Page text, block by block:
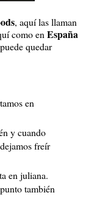
, aquí las llaman
como en España
quedar
en
y cuando
freír
en juliana.
también